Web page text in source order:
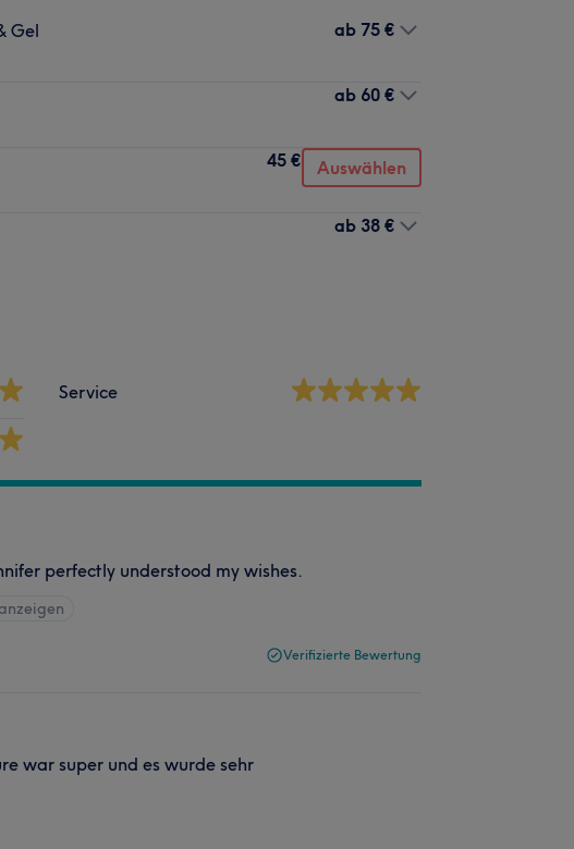
Gel
ab 75 €
ab 60 €
45 € Auswählen
ab 38 €
Service
perfectly understood my wishes.
Verifizierte Bewertung
war super und es wurde sehr